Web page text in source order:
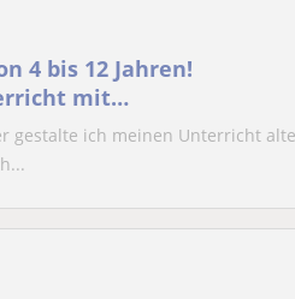
4 bis 12 Jahren!
mit
gestalte ich meinen Unterricht